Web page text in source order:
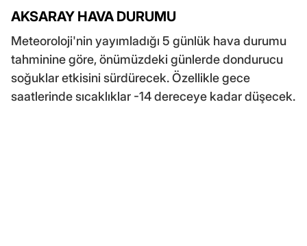
AKSARAY HAVA DURUMU
Meteoroloji'nin yayımladığı 5 günlük hava durumu
tahminine göre, önümüzdeki günlerde dondurucu
soğuklar etkisini sürdürecek. Özellikle gece
saatlerinde sıcaklıklar -14 dereceye kadar düşecek.